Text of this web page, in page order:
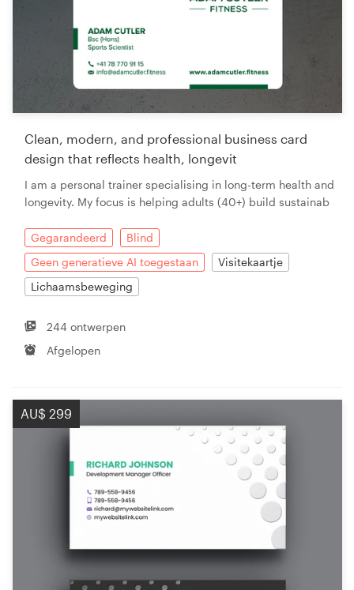
Clean, modern, and professional business card
design that reflects health, longevit
I am a personal trainer specialising in long-term health and
longevity. My focus is helping adults (40+) build sustainab
Gegarandeerd
Blind
Geen generatieve AI toegestaan
Visitekaartje
Lichaamsbeweging
244 ontwerpen
Afgelopen
AU$ 299